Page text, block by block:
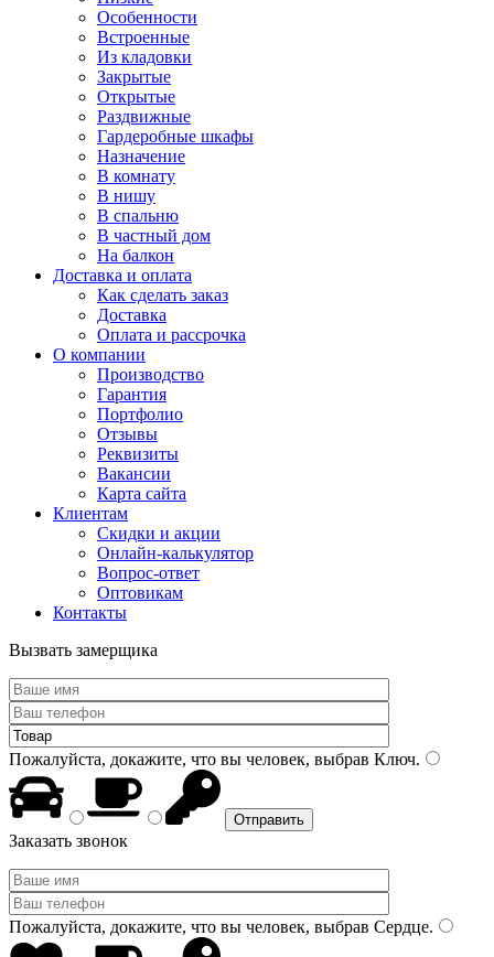
Особенности
Встроенные
Из кладовки
Закрытые
Открытые
Раздвижные
Гардеробные шкафы
Назначение
В комнату
В нишу
В спальню
В частный дом
На балкон
Доставка и оплата
Как сделать заказ
Доставка
Оплата и рассрочка
О компании
Производство
Гарантия
Портфолио
Отзывы
Реквизиты
Вакансии
Карта сайта
Клиентам
Скидки и акции
Онлайн-калькулятор
Вопрос-ответ
Оптовикам
Контакты
Вызвать замерщика
Пожалуйста, докажите, что вы человек, выбрав Ключ.
Заказать звонок
Пожалуйста, докажите, что вы человек, выбрав Сердце.